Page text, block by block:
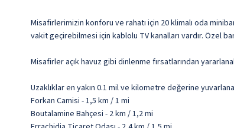
Misafirlerimizin konforu ve rahatı için 20 klimalı oda
vakit geçirebilmesi için kablolu TV kanalları vardır. Özel
Misafirler açık havuz gibi dinlenme fırsatlarından
Uzaklıklar en yakın 0.1 mil ve kilometre değerine
Forkan Camisi - 1,5 km / 1 mi
Boutalamine Bahçesi - 2 km / 1,2 mi